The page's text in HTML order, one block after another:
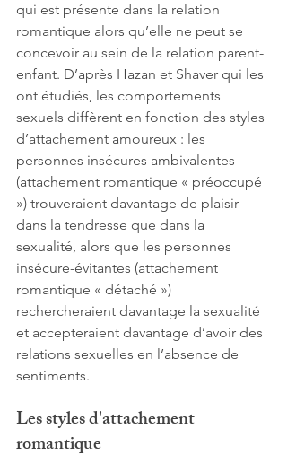
qui est présente dans la relation
romantique alors qu’elle ne peut se
concevoir au sein de la relation parent-
enfant. D’après Hazan et Shaver qui les
ont étudiés, les comportements
sexuels diffèrent en fonction des styles
d’attachement amoureux : les
personnes insécures ambivalentes
(attachement romantique « préoccupé
») trouveraient davantage de plaisir
dans la tendresse que dans la
sexualité, alors que les personnes
insécure-évitantes (attachement
romantique « détaché »)
rechercheraient davantage la sexualité
et accepteraient davantage d’avoir des
relations sexuelles en l’absence de
sentiments.
Les styles d'attachement
romantique